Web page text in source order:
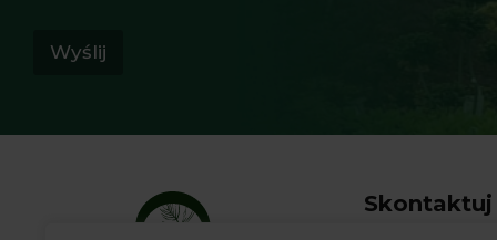
l
*
Wyślij
Skontaktuj